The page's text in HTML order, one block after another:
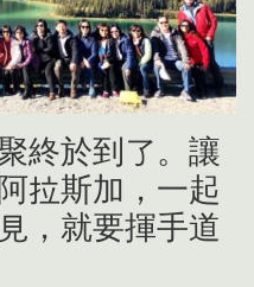
終於到了。讓
拉斯加，一起
，就要揮手道